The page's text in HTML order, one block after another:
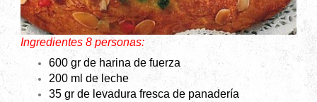
Ingredientes 8 personas:
600 gr de harina de fuerza
200 ml de leche
35 gr de levadura fresca de panadería